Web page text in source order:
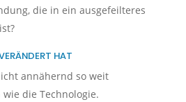
die in ein ausgefeilteres
HAT
annähernd so weit
die Technologie.